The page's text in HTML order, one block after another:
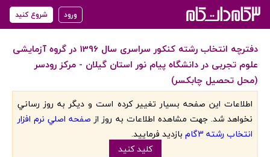
ورود شروع کنید
دفترچه انتخاب رشته کنکور سراسری سال 1396 در گروه آزمایشی
علوم تجربی در دانشگاه پیام نور استان گیلان - مرکز رودسر
(محل تحصیل چابکسر)
اطلاعات اين صفحه بسيار تغيير کرده است و ديگر به روز رساني
نخواهد شد. جهت مشاهده اطلاعات به روز از صفحه اصلي نرم افزار
انتخاب رشته 3گام
بازديد فرماييد.
کليد کنيد